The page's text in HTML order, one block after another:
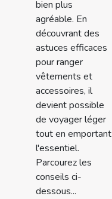
bien plus
agréable. En
découvrant des
astuces efficaces
pour ranger
vêtements et
accessoires, il
devient possible
de voyager léger
tout en emportant
l'essentiel.
Parcourez les
conseils ci-
dessous...